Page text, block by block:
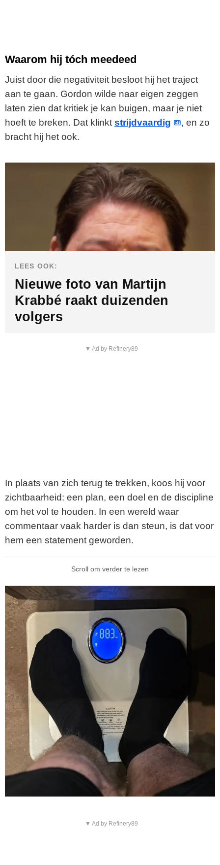
Waarom hij tóch meedeed
Juist door die negativiteit besloot hij het traject
aan te gaan. Gordon wilde naar eigen zeggen
laten zien dat kritiek je kan buigen, maar je niet
hoeft te breken. Dat klinkt strijdvaardig
, en zo
bracht hij het ook.
LEES OOK:
Nieuwe foto van Martijn
Krabbé raakt duizenden
volgers
▼ Ad by Refinery89
In plaats van zich terug te trekken, koos hij voor
zichtbaarheid: een plan, een doel en de discipline
om het vol te houden. In een wereld waar
commentaar vaak harder is dan steun, is dat voor
hem een statement geworden.
Scroll om verder te lezen
▼ Ad by Refinery89